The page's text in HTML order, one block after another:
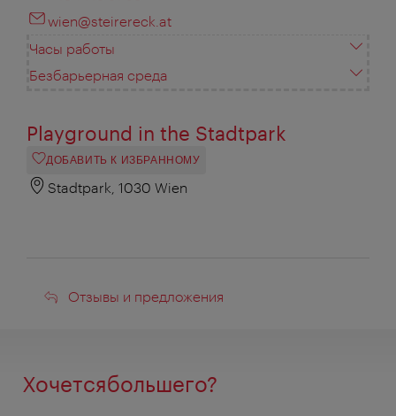
wien@steirereck.at
Часы работы
Безбарьерная среда
Playground in the Stadtpark
ДОБАВИТЬ К ИЗБРАННОМУ
Stadtpark, 1030 Wien
Отзывы
Отзывы и предложения
Хочетсябольшего?